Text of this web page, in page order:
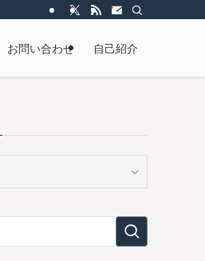
お問い合わせ 自己紹介